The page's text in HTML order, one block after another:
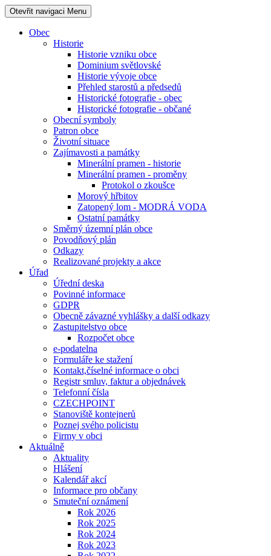
Otevřit navigaci Menu
Obec
Historie
Historie vzniku obce
Dominium světlovské
Historie vývoje obce
Přehled starostů a předsedů
Historické fotografie - obec
Historické fotografie - občané
Obecní symboly
Patron obce
Životní situace
Zajímavosti a památky
Minerální pramen - historie
Minerální pramen - proměny
Protokol o zkoušce
Morový hřbitov
Zatopený lom - MODRÁ VODA
Ostatní památky
Směrný územní plán obce
Povodňový plán
Odkazy
Realizované projekty a akce
Úřad
Úřední deska
Povinné informace
GDPR
Obecně závazné vyhlášky a další odkazy
Zastupitelstvo obce
Rozpočet obce
e-podatelna
Formuláře ke stažení
Kontakt,číselné informace o obci
Registr smluv, faktur a objednávek
Telefonní čísla
CZECHPOINT
Stanoviště kontejnerů
Poznej svého policistu
Firmy v obci
Aktuálně
Aktuality
Hlášení
Kalendář akcí
Informace pro občany
Smuteční oznámení
Rok 2026
Rok 2025
Rok 2024
Rok 2023